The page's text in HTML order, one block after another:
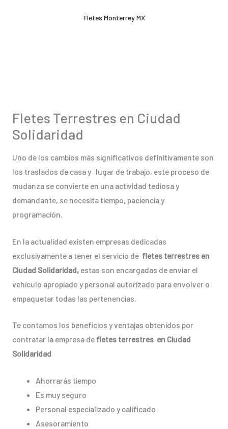
Fletes Monterrey MX
Fletes Terrestres en Ciudad
Solidaridad
Uno de los cambios más significativos definitivamente son
los traslados de casa y lugar de trabajo, este proceso de
mudanza se convierte en una actividad tediosa y
demandante, se necesita tiempo, paciencia y
programación.
En la actualidad existen empresas dedicadas
exclusivamente a tener el servicio de fletes terrestres en
Ciudad Solidaridad,estas son encargadas de enviar el
vehículo apropiado y personal autorizado para envolver o
empaquetar todas las pertenencias.
Te contamos los beneficios y ventajas obtenidos por
contratar la empresa de fletes terrestres en Ciudad
Solidaridad
Ahorrarás tiempo
Es muy seguro
Personal especializado y calificado
Asesoramiento